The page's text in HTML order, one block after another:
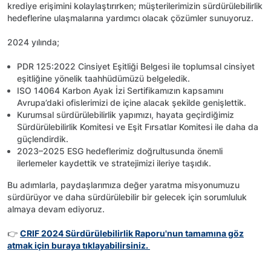
krediye erişimini kolaylaştırırken; müşterilerimizin sürdürülebilirlik
hedeflerine ulaşmalarına yardımcı olacak çözümler sunuyoruz.
2024 yılında;
PDR 125:2022 Cinsiyet Eşitliği Belgesi ile toplumsal cinsiyet
eşitliğine yönelik taahhüdümüzü belgeledik.
ISO 14064 Karbon Ayak İzi Sertifikamızın kapsamını
Avrupa’daki ofislerimizi de içine alacak şekilde genişlettik.
Kurumsal sürdürülebilirlik yapımızı, hayata geçirdiğimiz
Sürdürülebilirlik Komitesi ve Eşit Fırsatlar Komitesi ile daha da
güçlendirdik.
2023–2025 ESG hedeflerimiz doğrultusunda önemli
ilerlemeler kaydettik ve stratejimizi ileriye taşıdık.
Bu adımlarla, paydaşlarımıza değer yaratma misyonumuzu
sürdürüyor ve daha sürdürülebilir bir gelecek için sorumluluk
almaya devam ediyoruz.
👉 CRIF 2024 Sürdürülebilirlik Raporu'nun tamamına göz
atmak için buraya tıklayabilirsiniz.